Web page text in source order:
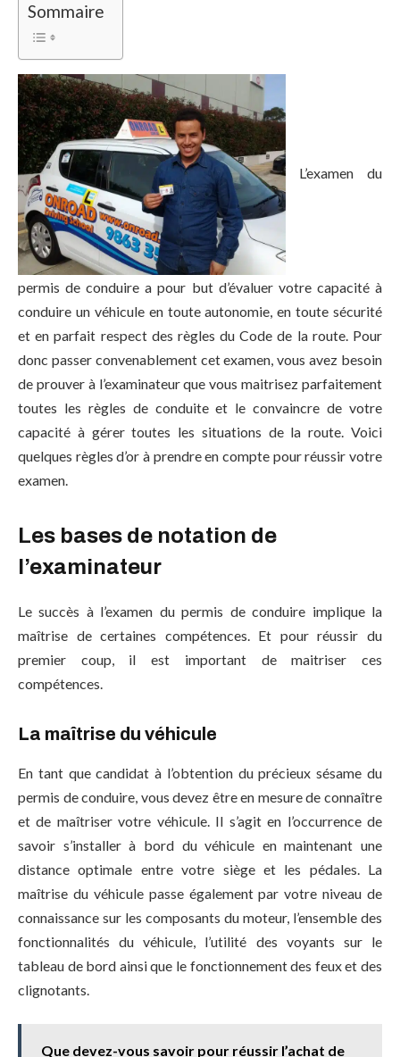
Sommaire
L’examen du
permis de conduire a pour but d’évaluer votre capacité à
conduire un véhicule en toute autonomie, en toute sécurité
et en parfait respect des règles du Code de la route. Pour
donc passer convenablement cet examen, vous avez besoin
de prouver à l’examinateur que vous maitrisez parfaitement
toutes les règles de conduite et le convaincre de votre
capacité à gérer toutes les situations de la route. Voici
quelques règles d’or à prendre en compte pour réussir votre
examen.
Les bases de notation de
l’examinateur
Le succès à l’examen du permis de conduire implique la
maîtrise de certaines compétences. Et pour réussir du
premier coup, il est important de maitriser ces
compétences.
La maîtrise du véhicule
En tant que candidat à l’obtention du précieux sésame du
permis de conduire, vous devez être en mesure de connaître
et de maîtriser votre véhicule. Il s’agit en l’occurrence de
savoir s’installer à bord du véhicule en maintenant une
distance optimale entre votre siège et les pédales. La
maîtrise du véhicule passe également par votre niveau de
connaissance sur les composants du moteur, l’ensemble des
fonctionnalités du véhicule, l’utilité des voyants sur le
tableau de bord ainsi que le fonctionnement des feux et des
clignotants.
Que devez-vous savoir pour réussir l’achat de